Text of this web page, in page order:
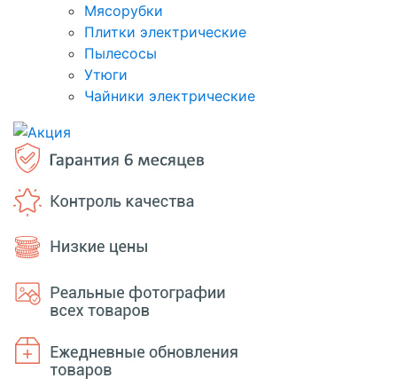
Мясорубки
Плитки электрические
Пылесосы
Утюги
Чайники электрические